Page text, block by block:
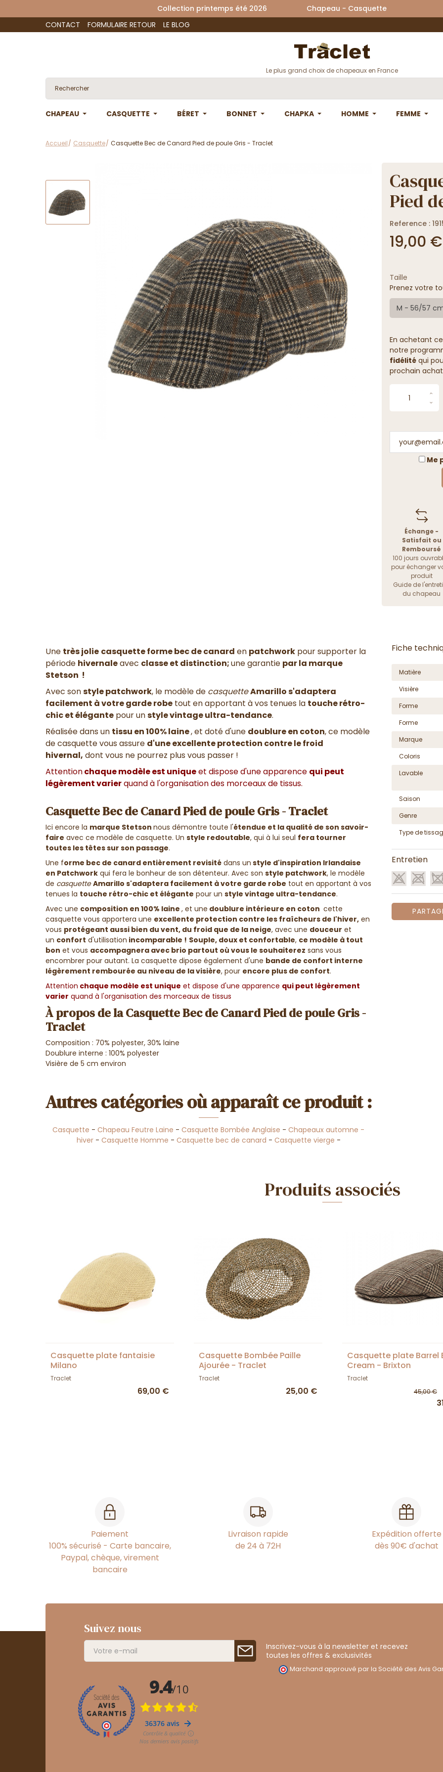
Collection printemps été 2026 Chapeau - Casquette
CONTACT
FORMULAIRE RETOUR LE BLOG
Le plus grand choix de chapeaux en France
CHAPEAU CASQUETTE BÉRET BONNET CHAPKA HOMME FEMME
Accueil Casquette Casquette Bec de Canard Pied de poule Gris - Traclet
Pied
Reference :
19,00 €
Taille
Prenez votre
M - 56/57
En achetant
notre
fidélitéqui
prochain
Me
Échange -
Satisfait ou
Remboursé
100 jours
pour échanger
produit
Guide de
du chapeau
Une très jolie casquette forme bec de canard en patchwork pour supporter la
période hivernaleavec classe et distinction;une garantie par la marque
Stetson !
Avec sonstyle patchwork, le modèle de casquetteAmarillo s'adaptera
facilement à votre garde robe tout en apportant à vos tenues la touche rétro-
chic et élégante pour unstyle vintage ultra-tendance.
Réalisée dans un tissu en 100% laine, et doté d'une doublure en coton, ce modèle
de casquettevous assure d'une excellente protection contre le froid
hivernal, dont vous ne pourrez plus vous passer !
Attentionchaque modèle est uniqueet dispose d'une apparence qui peut
légèrement varierquand à l'organisation des morceaux de tissus.
Casquette Bec de Canard Pied de poule Gris - Traclet
Ici encore la marque Stetson nous démontre toute l'étendue et la qualité de son savoir-
faire avec ce modèle de casquette. Un style redoutable, qui à lui seul fera tourner
toutes les têtes sur son passage.
Une forme bec de canard entièrement revisité dans un style d'inspiration Irlandaise
en Patchwork qui fera le bonheur de son détenteur. Avec son style patchwork, le modèle
de casquetteAmarillo s'adaptera facilement à votre garde robe tout en apportant à vos
tenues la touche rétro-chic et élégante pour un style vintage ultra-tendance.
Avec une composition en 100% laine , et une doublure intérieure en coton cette
casquette vous apportera une excellente protection contre les fraîcheurs de l'hiver, en
vous protégeant aussi bien du vent, du froid que de la neige, avec une douceur et
un confort d'utilisation incomparable ! Souple, doux et confortable, ce modèle à tout
bon et vous accompagnera avec brio partout où vous le souhaiterez sans vous
encombrer pour autant. La casquette dipose également d'une bande de confort interne
légèrement rembourée au niveau de la visière, pour encore plus de confort.
Attention chaque modèle est unique et dispose d'une apparence qui peut légèrement
varier quand à l'organisation des morceaux de tissus
À propos de la Casquette Bec de Canard Pied de poule Gris -
Traclet
Composition : 70% polyester, 30% laine
Doublure interne : 100% polyester
Visière de 5 cm environ
Autres catégories où apparaît ce produit :
Casquette -Chapeau Feutre Laine -Casquette Bombée Anglaise -Chapeaux automne -
hiver- Casquette Homme - Casquette bec de canard - Casquette vierge -
Fiche
Matière
Visière
Forme
Forme
Marque
Coloris
Lavable
Saison
Genre
Type de
Entretien
Produits associés
Casquette plate fantaisie
Milano
Traclet
69,00 €
Casquette Bombée Paille
Ajourée - Traclet
Traclet
25,00 €
Casquette plate Barrel
Cream - Brixton
Traclet
45,00 €
Paiement
100% sécurisé - Carte bancaire,
Paypal, chèque, virement
bancaire
Livraison rapide
de 24 à 72H
Expédition offerte
dès 90€ d'achat
Suivez nous
Inscrivez-vous à la newsletter et recevez
toutes les offres & exclusivités
Marchand approuvé par la Société des Avis